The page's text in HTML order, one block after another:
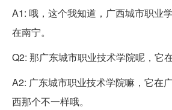
A1: 哦，这个我知道，广西城市职业
在南宁。
Q2: 那广东城市职业技术学院呢，它
A2: 广东城市职业技术学院嘛，它在
西那个不一样哦。